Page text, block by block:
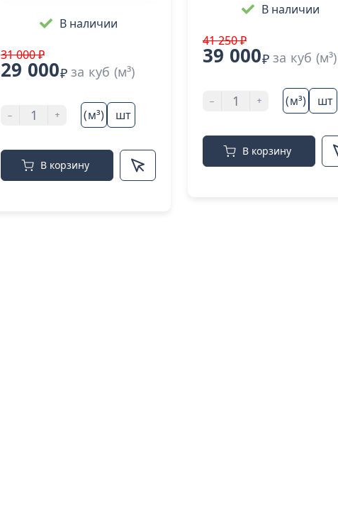
В наличии
31 000 ₽
29 000₽ за куб (м³)
- + (м³) шт
В корзину
В наличии
41 250 ₽
39 000₽ за куб (м³)
- + (м³) шт
В корзину